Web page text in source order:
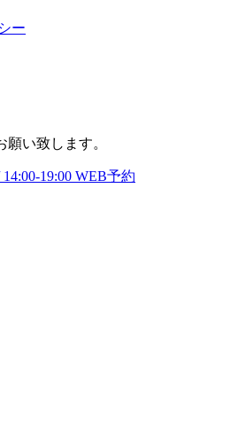
ー
い致します。
19:00 WEB予約